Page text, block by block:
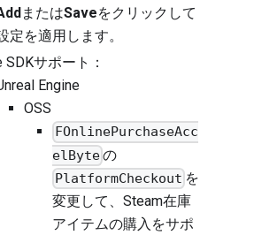
またはSaveをクリックして
定を適用します。
SDKサポート：
Engine
OSS
FOnlinePurchaseAcc
elByteの
PlatformCheckout を
変更して、Steam在庫
アイテムの購入をサポ